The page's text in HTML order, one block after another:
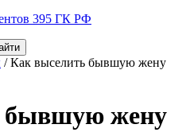
395 ГК РФ
/ Как выселить бывшую жену
бывшую жену